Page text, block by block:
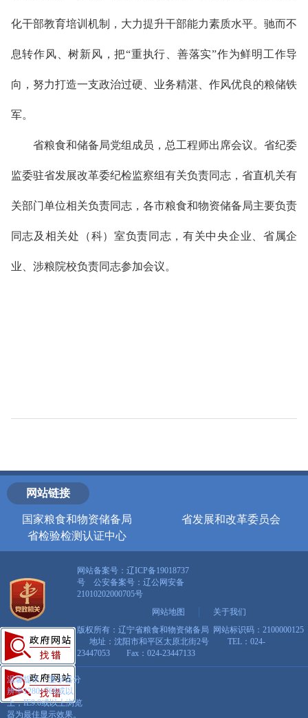
化干部教育培训机制，大力提升干部能力素质水平。驰而不
息转作风、树新风，把“重执行、善落实”作为鲜明工作导
向，努力打造一支政治过硬、业务精湛、作风优良的粮储铁
军。
省粮食和储备局党组成员，总工程师出席会议。省纪委
监委驻省发展改革委纪检监察组有关负责同志 ，省直机关有
关部门单位相关负责同志，各市粮食和物资储备局主要负责
同志及相关处（科）室负责同志 ，有关中央企业、省属企
业、涉粮院校负责同志参加会议。
网站链接
国家粮食和物资储备局
省发展和改革委员会
省检验检测认证中心
网站备案号：辽ICP备19018737
号 公安备案号： 辽公网安备
21010202000705号
网站地图
关于我们
版权所有：辽宁省粮食和物资储备局 网站标识码：2100000125
地址：沈阳市和平区太原北街2号 TEL：024-
23447053 Fax：024-23447133
温馨提示：显示器分
辨率1280×768或以
上，IE9.0或以上浏览
器为最佳显示效果。